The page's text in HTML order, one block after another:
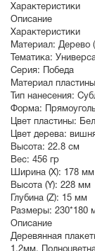
Характеристики
Описание
Характеристики
Материал: Дерево
Тематика:
Серия: Победа
Материал
Тип нанесения:
Форма:
Цвет пластины:
Цвет дерева: вишня
Высота: 22.8 см
Вес: 456 гр
Ширина (X): 178 мм
Высота (Y): 228 мм
Глубина (Z): 15 мм
Размеры: 230*180
Описание
Деревянная